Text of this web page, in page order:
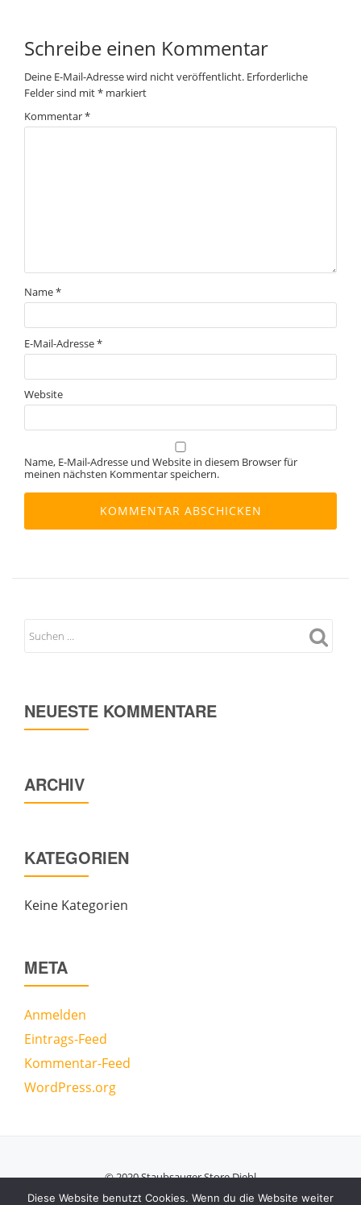
Schreibe einen Kommentar
Deine E-Mail-Adresse wird nicht veröffentlicht. Erforderliche
Felder sind mit* markiert
Kommentar*
Name*
E-Mail-Adresse*
Website
Name, E-Mail-Adresse und Website in diesem Browser für
meinen nächsten Kommentar speichern.
NEUESTE KOMMENTARE
ARCHIV
KATEGORIEN
Keine Kategorien
META
Anmelden
Eintrags-Feed
Kommentar-Feed
WordPress.org
© 2020 Staubsauger Store Diehl
Diese Website benutzt Cookies. Wenn du die Website weiter